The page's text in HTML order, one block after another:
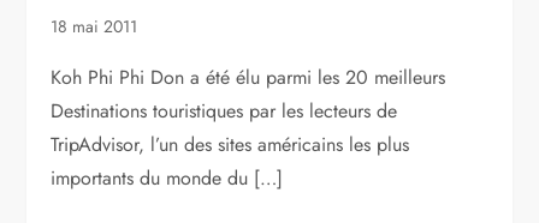
18 mai 2011
Koh Phi Phi Don a été élu parmi les 20 meilleurs
Destinations touristiques par les lecteurs de
TripAdvisor, l’un des sites américains les plus
importants du monde du […]